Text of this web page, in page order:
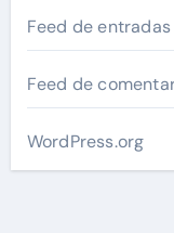
Feed de entradas
Feed de
WordPress.org